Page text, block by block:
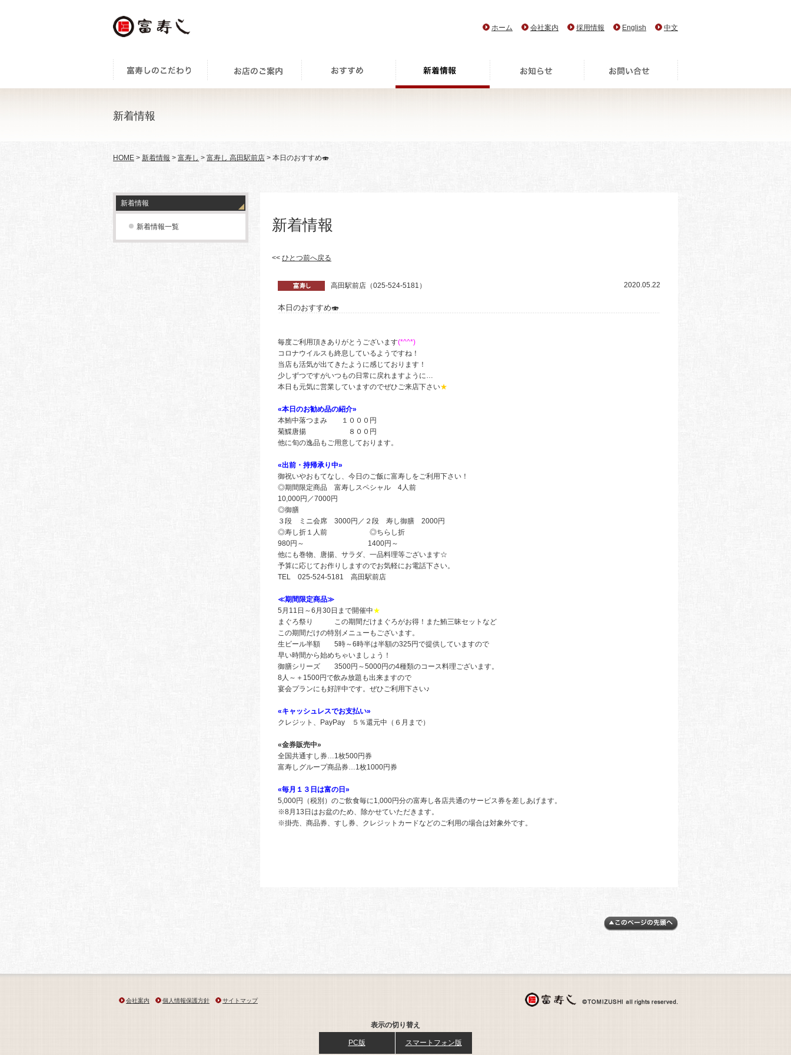
ホーム 会社案内 採用情報 English 中文
新着情報
HOME > 新着情報 > 富寿し > 富寿し 高田駅前店 > 本日のおすすめ🍣
新着情報
新着情報一覧 新着情報
<< ひとつ前へ戻る
高田駅前店（025-524-5181） 2020.05.22
本日のおすすめ🍣
毎度ご利用頂きありがとうございます(*^^*)
コロナウイルスも終息しているようですね！
当店も活気が出てきたように感じております！
少しずつですがいつもの日常に戻れますように…
本日も元気に営業していますのでぜひご来店下さい★
«本日のお勧め品の紹介»
本鮪中落つまみ １０００円
菊鰈唐揚 ８００円
他に旬の逸品もご用意しております。
«出前・持帰承り中»
御祝いやおもてなし、今日のご飯に富寿しをご利用下さい！
◎期間限定商品 富寿しスペシャル 4人前
10,000円／7000円
◎御膳
３段 ミニ会席 3000円／２段 寿し御膳 2000円
◎寿し折１人前 ◎ちらし折
980円～ 1400円～
他にも巻物、唐揚、サラダ、一品料理等ございます☆
予算に応じてお作りしますのでお気軽にお電話下さい。
TEL 025-524-5181 高田駅前店
≪期間限定商品≫
5月11日～6月30日まで開催中★
まぐろ祭り この期間だけまぐろがお得！また鮪三昧セットなど
この期間だけの特別メニューもございます。
生ビール半額 5時～6時半は半額の325円で提供していますので
早い時間から始めちゃいましょう！
御膳シリーズ 3500円～5000円の4種類のコース料理ございます。
8人～＋1500円で飲み放題も出来ますので
宴会プランにも好評中です。ぜひご利用下さい♪
«キャッシュレスでお支払い»
クレジット、PayPay ５％還元中（６月まで）
«金券販売中»
全国共通すし券…1枚500円券
富寿しグループ商品券…1枚1000円券
«毎月１３日は富の日 »
5,000円（税別）のご飲食毎に1,000円分の富寿し各店共通のサービス券を差しあげます。
※8月13日はお盆のため、除かせていただきます。
※掛売、商品券、すし券、クレジットカードなどのご利用の場合は対象外です。
会社案内 個人情報保護方針 サイトマップ
表示の切り替え
PC版 スマートフォン版